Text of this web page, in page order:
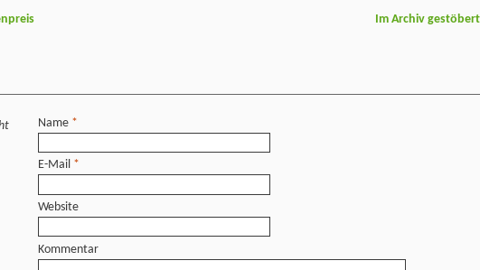
Im Archiv gestöbert
Name *
E-Mail *
Website
Kommentar